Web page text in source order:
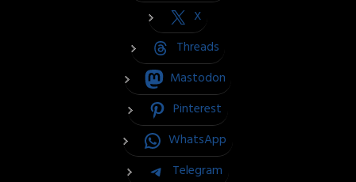
X
Threads
Mastodon
Pinterest
WhatsApp
Telegram